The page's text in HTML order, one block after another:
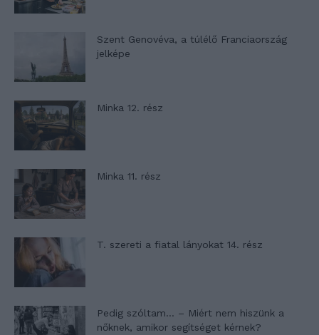
Szent Genovéva, a túlélő Franciaország
jelképe
Minka 12. rész
Minka 11. rész
T. szereti a fiatal lányokat 14. rész
Pedig szóltam… – Miért nem hiszünk a
nőknek, amikor segítséget kérnek?